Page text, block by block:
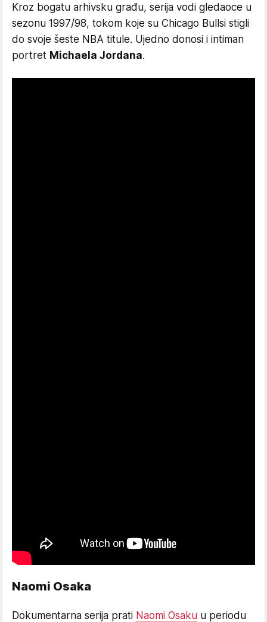
Kroz bogatu arhivsku građu, serija vodi gledaoce u
sezonu 1997/98, tokom koje su Chicago Bullsi stigli
do svoje šeste NBA titule. Ujedno donosi i intiman
portret Michaela Jordana.
Naomi Osaka
Dokumentarna serija prati Naomi Osaku u periodu